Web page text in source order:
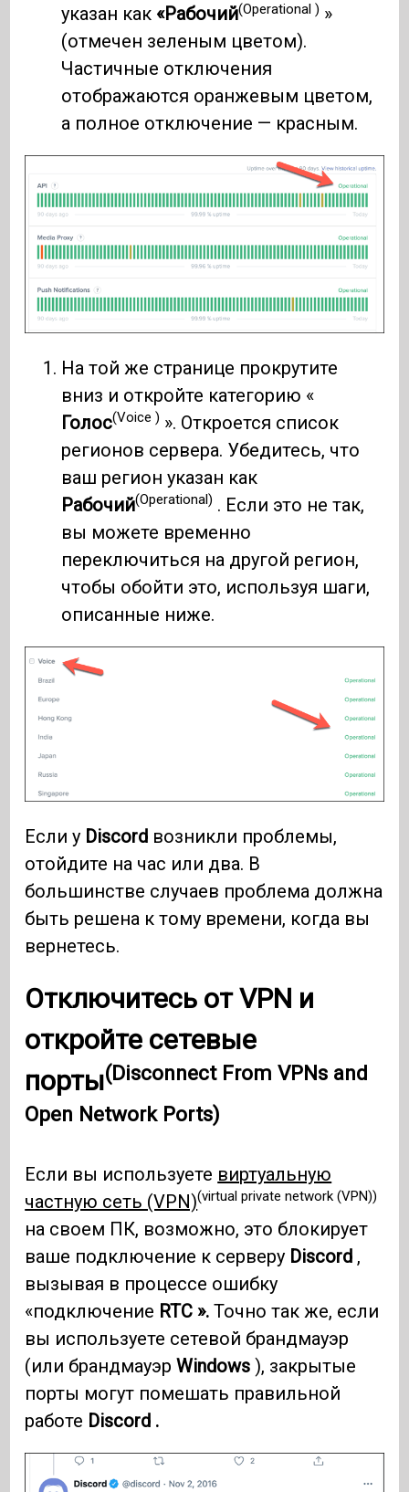
указан как «Рабочий(Operational ) »
(отмечен зеленым цветом).
Частичные отключения
отображаются оранжевым цветом,
а полное отключение — красным.
На той же странице прокрутите
вниз и откройте категорию «
Голос(Voice ) ». Откроется список
регионов сервера. Убедитесь, что
ваш регион указан как
Рабочий(Operational) . Если это не так,
вы можете временно
переключиться на другой регион,
чтобы обойти это, используя шаги,
описанные ниже.
Если у Discord возникли проблемы,
отойдите на час или два. В
большинстве случаев проблема должна
быть решена к тому времени, когда вы
вернетесь.
Отключитесь от VPN и
откройте сетевые
порты(Disconnect From VPNs and
Open Network Ports)
Если вы используете виртуальную
частную сеть (VPN)(virtual private network (VPN))
на своем ПК, возможно, это блокирует
ваше подключение к серверу Discord ,
вызывая в процессе ошибку
«подключение RTC ».Точно так же, если
вы используете сетевой брандмауэр
(или брандмауэрWindows ), закрытые
порты могут помешать правильной
работе Discord .